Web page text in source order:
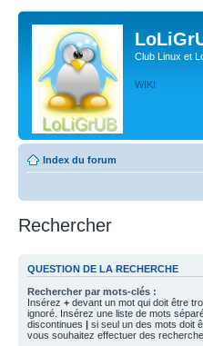
Club Linux et
WIKI
Index du forum
Rechercher
QUESTION DE LA RECHERCHE
Rechercher par mots-clés :
Insérez + devant un mot qui doit être
ignoré. Insérez une liste de mots
discontinues | si seul un des mots doit
vous souhaitez effectuer des